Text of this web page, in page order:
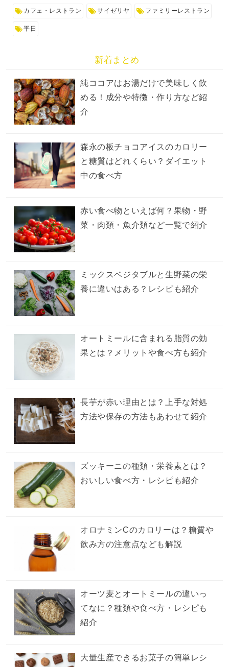
カフェ・レストラン サイゼリヤ ファミリーレストラン
平日
新着まとめ
純ココアはお湯だけで美味しく飲
める！成分や特徴・作り方など紹
介
森永の板チョコアイスのカロリー
と糖質はどれくらい？ダイエット
中の食べ方
赤い食べ物といえば何？果物・野
菜・肉類・魚介類など一覧で紹介
ミックスベジタブルと生野菜の栄
養に違いはある？レシピも紹介
オートミールに含まれる脂質の効
果とは？メリットや食べ方も紹介
長芋が赤い理由とは？上手な対処
方法や保存の方法もあわせて紹介
ズッキーニの種類・栄養素とは？
おいしい食べ方・レシピも紹介
オロナミンCのカロリーは？糖質や
飲み方の注意点なども解説
オーツ麦とオートミールの違いっ
てなに？種類や食べ方・レシピも
紹介
大量生産できるお菓子の簡単レシ